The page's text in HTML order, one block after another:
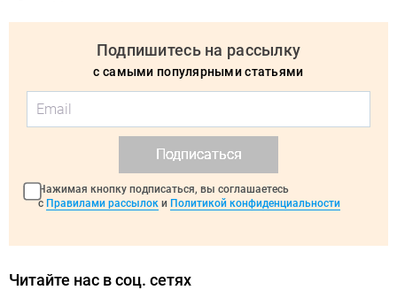
Подпишитесь на рассылку
с самыми популярными статьями
Подписаться
Нажимая кнопку подписаться, вы соглашаетесь
с Правилами рассылок и Политикой конфиденциальности
Читайте нас в соц. сетях